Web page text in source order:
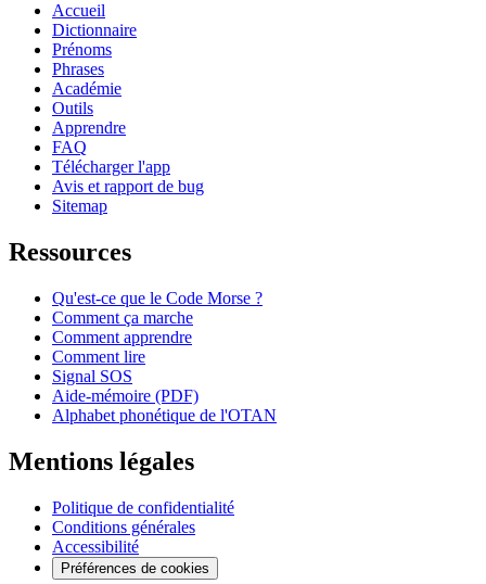
Accueil
Dictionnaire
Prénoms
Phrases
Académie
Outils
Apprendre
FAQ
Télécharger l'app
Avis et rapport de bug
Sitemap
Ressources
Qu'est-ce que le Code Morse ?
Comment ça marche
Comment apprendre
Comment lire
Signal SOS
Aide-mémoire (PDF)
Alphabet phonétique de l'OTAN
Mentions légales
Politique de confidentialité
Conditions générales
Accessibilité
Préférences de cookies